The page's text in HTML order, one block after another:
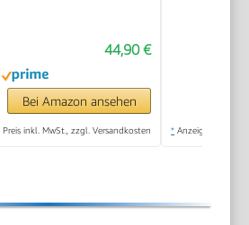
44,90 €
Bei Amazon ansehen
Preis inkl. MwSt., zzgl. Versandkosten * Anzeige